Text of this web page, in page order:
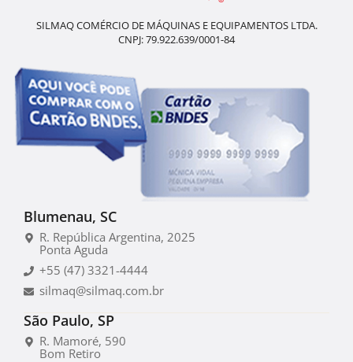
SILMAQ COMÉRCIO DE MÁQUINAS E EQUIPAMENTOS LTDA.
CNPJ: 79.922.639/0001-84
Blumenau, SC
R. República Argentina, 2025
Ponta Aguda
+55 (47) 3321-4444
silmaq@silmaq.com.br
São Paulo, SP
R. Mamoré, 590
Bom Retiro